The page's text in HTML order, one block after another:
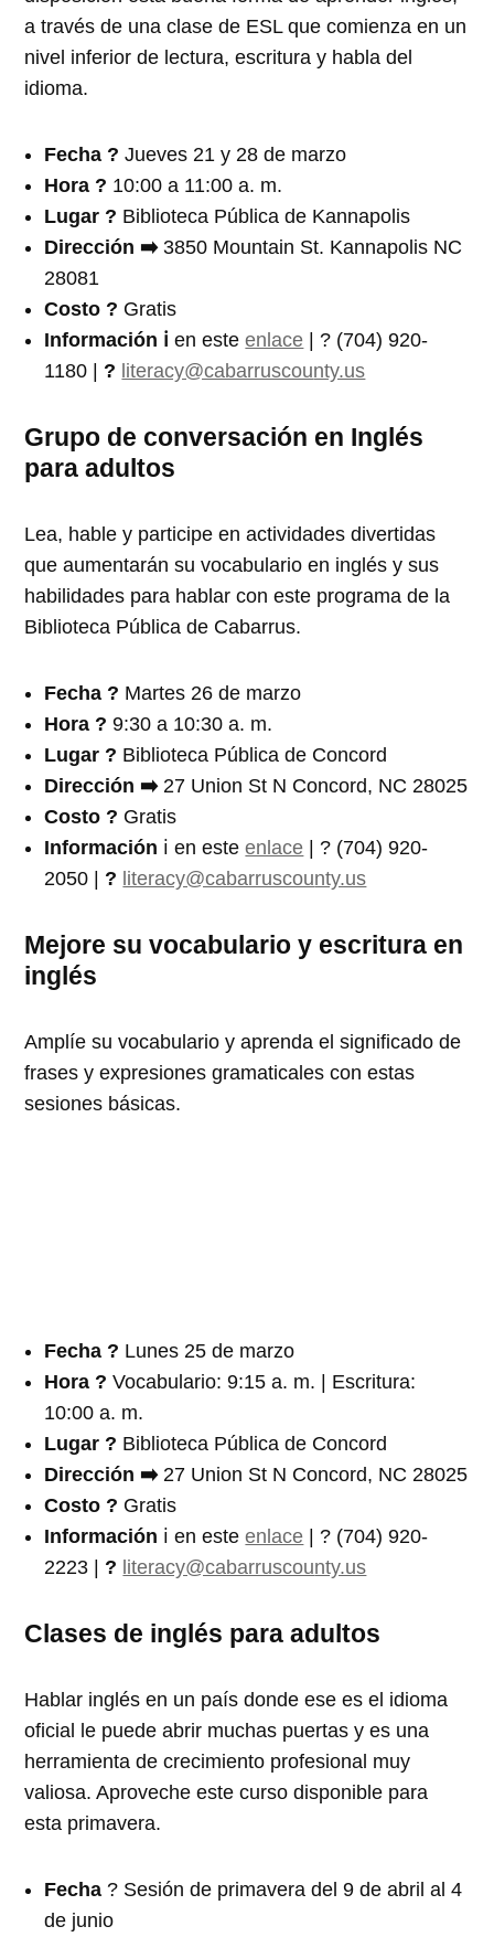
a través de una clase de ESL que comienza en un
nivel inferior de lectura, escritura y habla del
idioma.
Fecha ?️ Jueves 21 y 28 de marzo
Hora ? 10:00 a 11:00 a. m.
Lugar ? Biblioteca Pública de Kannapolis
Dirección ➡️ 3850 Mountain St. Kannapolis NC
28081
Costo ? Gratis
Información ℹ️ en esteenlace | ? (704) 920-
1180 | ? literacy@cabarruscounty.us
Grupo de conversación en Inglés
para adultos
Lea, hable y participe en actividades divertidas
que aumentarán su vocabulario en inglés y sus
habilidades para hablar con este programa de la
Biblioteca Pública de Cabarrus.
Fecha ?️ Martes 26 de marzo
Hora ?9:30 a 10:30 a. m.
Lugar ? Biblioteca Pública de Concord
Dirección ➡️ 27 Union St N Concord, NC 28025
Costo ? Gratis
Información ℹ️ en esteenlace | ? (704) 920-
2050 | ? literacy@cabarruscounty.us
Mejore su vocabulario y escritura en
inglés
Amplíe su vocabulario y aprenda el significado de
frases y expresiones gramaticales con estas
sesiones básicas.
Fecha ?️ Lunes 25 de marzo
Hora ?Vocabulario: 9:15 a. m. | Escritura:
10:00 a. m.
Lugar ? Biblioteca Pública de Concord
Dirección ➡️ 27 Union St N Concord, NC 28025
Costo ? Gratis
Información ℹ️ en esteenlace | ? (704) 920-
2223 | ? literacy@cabarruscounty.us
Clases de inglés para adultos
Hablar inglés en un país donde ese es el idioma
oficial le puede abrir muchas puertas y es una
herramienta de crecimiento profesional muy
valiosa. Aproveche este curso disponible para
esta primavera.
Fecha ?️ Sesión de primavera del 9 de abril al 4
de junio